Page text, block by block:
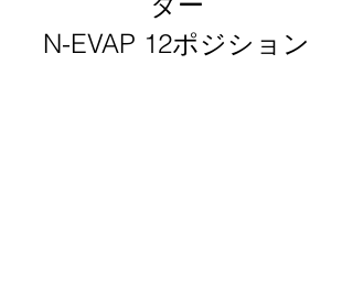
N-EVAP 12ポジション